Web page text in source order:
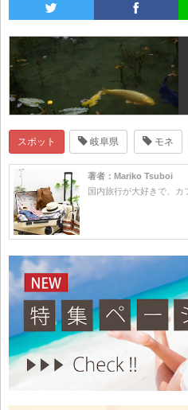
スポット 岐阜県 モネ
著者：Mariko Tsuboi
国内旅行が大好きで、カ